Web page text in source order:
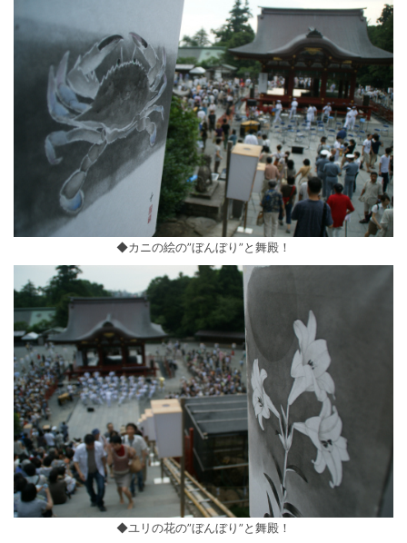
◆カニの絵の”ぼんぼり”と舞殿！
◆ユリの花の”ぼんぼり”と舞殿！